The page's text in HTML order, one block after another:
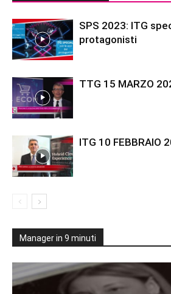
SPS 2023: ITG
protagonisti
TTG 15 MARZO
ITG 10 FEBBRAIO
Manager in 9 minuti